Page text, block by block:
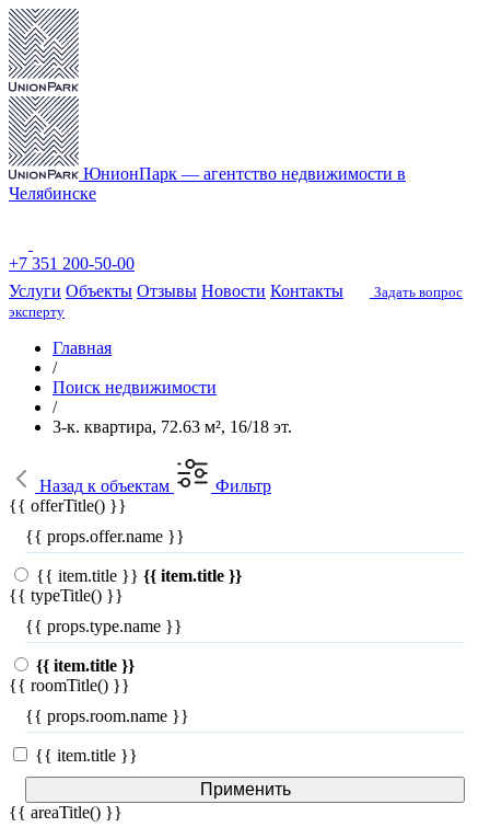
ЮнионПарк — агентство недвижимости в
Челябинске
+7 351 200-50-00
Услуги Объекты Отзывы Новости Контакты
Задать вопрос
эксперту
Главная
/
Поиск недвижимости
/
3-к. квартира, 72.63 м², 16/18 эт.
Назад к объектам
Фильтр
{{ offerTitle() }}
{{ props.offer.name }}
{{ item.title }} {{ item.title }}
{{ typeTitle() }}
{{ props.type.name }}
{{ item.title }}
{{ roomTitle() }}
{{ props.room.name }}
{{ item.title }}
Применить
{{ areaTitle() }}